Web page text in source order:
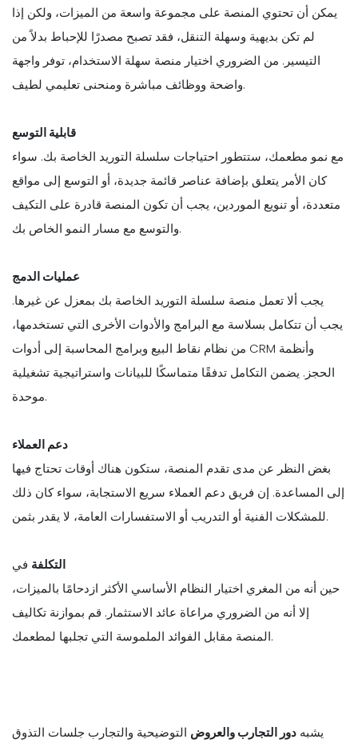
يمكن أن تحتوي المنصة على مجموعة واسعة من الميزات، ولكن إذا
لم تكن بديهية وسهلة التنقل، فقد تصبح مصدرًا للإحباط بدلاً من
التيسير. من الضروري اختيار منصة سهلة الاستخدام، توفر واجهة
واضحة ووظائف مباشرة ومنحنى تعليمي لطيف.
قابلية التوسع
مع نمو مطعمك، ستتطور احتياجات سلسلة التوريد الخاصة بك. سواء
كان الأمر يتعلق بإضافة عناصر قائمة جديدة، أو التوسع إلى مواقع
متعددة، أو تنويع الموردين، يجب أن تكون المنصة قادرة على التكيف
والتوسع مع مسار النمو الخاص بك.
عمليات الدمج
يجب ألا تعمل منصة سلسلة التوريد الخاصة بك بمعزل عن غيرها.
يجب أن تتكامل بسلاسة مع البرامج والأدوات الأخرى التي تستخدمها،
من نظام نقاط البيع وبرامج المحاسبة إلى أدوات CRM وأنظمة
الحجز. يضمن التكامل تدفقًا متماسكًا للبيانات واستراتيجية تشغيلية
موحدة.
دعم العملاء
بغض النظر عن مدى تقدم المنصة، ستكون هناك أوقات تحتاج فيها
إلى المساعدة. إن فريق دعم العملاء سريع الاستجابة، سواء كان ذلك
للمشكلات الفنية أو التدريب أو الاستفسارات العامة، لا يقدر بثمن.
التكلفة في
حين أنه من المغري اختيار النظام الأساسي الأكثر ازدحامًا بالميزات،
إلا أنه من الضروري مراعاة عائد الاستثمار. قم بموازنة تكاليف
المنصة مقابل الفوائد الملموسة التي تجلبها لمطعمك.
يشبه دور التجارب والعروض التوضيحية والتجارب جلسات التذوق